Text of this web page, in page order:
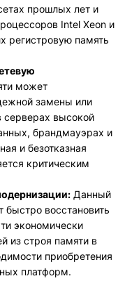
прошлых лет и
Intel Xeon и
регистровую память
может
замены или
высокой
брандмауэрах и
и безотказная
критическим
Данный
быстро восстановить
экономически
из строя памяти в
приобретения
платформ.